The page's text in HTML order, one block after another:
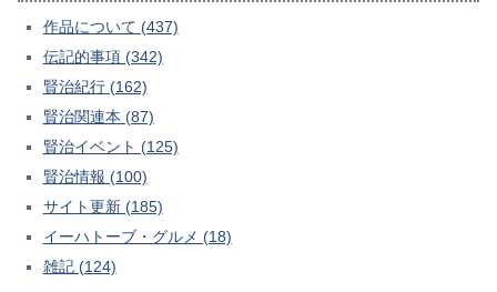
作品について (437)
伝記的事項 (342)
賢治紀行 (162)
賢治関連本 (87)
賢治イベント (125)
賢治情報 (100)
サイト更新 (185)
イーハトーブ・グルメ (18)
雑記 (124)